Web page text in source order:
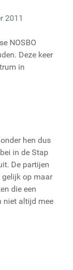
2011
NOSBO
Deze keer
in
hen dus
in de Stap
De partijen
gelijk op maar
die een
niet altijd mee